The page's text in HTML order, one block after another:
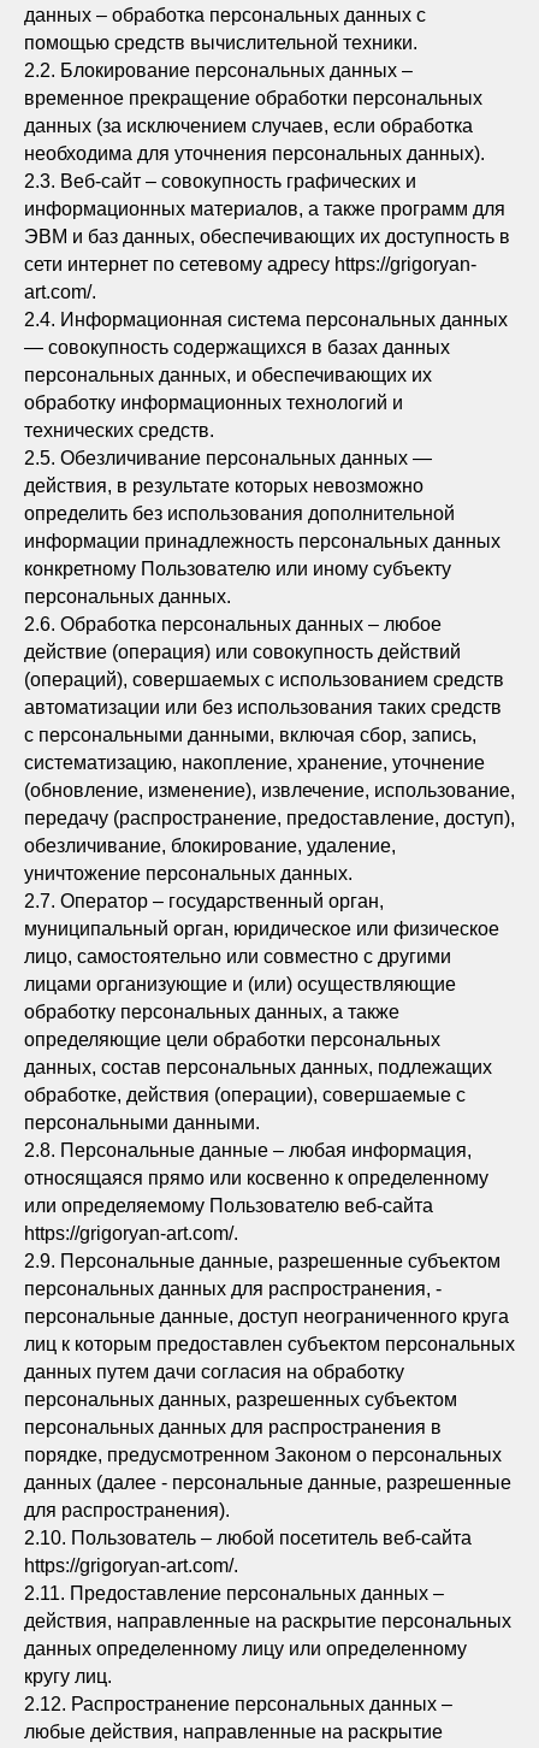
данных – обработка персональных данных с
помощью средств вычислительной техники.
2.2. Блокирование персональных данных –
временное прекращение обработки персональных
данных (за исключением случаев, если обработка
необходима для уточнения персональных данных).
2.3. Веб-сайт – совокупность графических и
информационных материалов, а также программ для
ЭВМ и баз данных, обеспечивающих их доступность в
сети интернет по сетевому адресу https://grigoryan-
art.com/.
2.4. Информационная система персональных данных
— совокупность содержащихся в базах данных
персональных данных, и обеспечивающих их
обработку информационных технологий и
технических средств.
2.5. Обезличивание персональных данных —
действия, в результате которых невозможно
определить без использования дополнительной
информации принадлежность персональных данных
конкретному Пользователю или иному субъекту
персональных данных.
2.6. Обработка персональных данных – любое
действие (операция) или совокупность действий
(операций), совершаемых с использованием средств
автоматизации или без использования таких средств
с персональными данными, включая сбор, запись,
систематизацию, накопление, хранение, уточнение
(обновление, изменение), извлечение, использование,
передачу (распространение, предоставление, доступ),
обезличивание, блокирование, удаление,
уничтожение персональных данных.
2.7. Оператор – государственный орган,
муниципальный орган, юридическое или физическое
лицо, самостоятельно или совместно с другими
лицами организующие и (или) осуществляющие
обработку персональных данных, а также
определяющие цели обработки персональных
данных, состав персональных данных, подлежащих
обработке, действия (операции), совершаемые с
персональными данными.
2.8. Персональные данные – любая информация,
относящаяся прямо или косвенно к определенному
или определяемому Пользователю веб-сайта
https://grigoryan-art.com/.
2.9. Персональные данные, разрешенные субъектом
персональных данных для распространения, -
персональные данные, доступ неограниченного круга
лиц к которым предоставлен субъектом персональных
данных путем дачи согласия на обработку
персональных данных, разрешенных субъектом
персональных данных для распространения в
порядке, предусмотренном Законом о персональных
данных (далее - персональные данные, разрешенные
для распространения).
2.10. Пользователь – любой посетитель веб-сайта
https://grigoryan-art.com/.
2.11. Предоставление персональных данных –
действия, направленные на раскрытие персональных
данных определенному лицу или определенному
кругу лиц.
2.12. Распространение персональных данных –
любые действия, направленные на раскрытие